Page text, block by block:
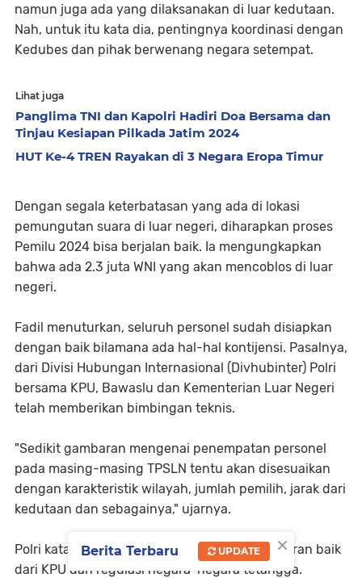
namun juga ada yang dilaksanakan di luar kedutaan.
Nah, untuk itu kata dia, pentingnya koordinasi dengan
Kedubes dan pihak berwenang negara setempat.
Lihat juga
Panglima TNI dan Kapolri Hadiri Doa Bersama dan
Tinjau Kesiapan Pilkada Jatim 2024
HUT Ke-4 TREN Rayakan di 3 Negara Eropa Timur
Dengan segala keterbatasan yang ada di lokasi
pemungutan suara di luar negeri, diharapkan proses
Pemilu 2024 bisa berjalan baik. Ia mengungkapkan
bahwa ada 2.3 juta WNI yang akan mencoblos di luar
negeri.
Fadil menuturkan, seluruh personel sudah disiapkan
dengan baik bilamana ada hal-hal kontijensi. Pasalnya,
dari Divisi Hubungan Internasional (Divhubinter) Polri
bersama KPU, Bawaslu dan Kementerian Luar Negeri
telah memberikan bimbingan teknis.
"Sedikit gambaran mengenai penempatan personel
pada masing-masing TPSLN tentu akan disesuaikan
dengan karakteristik wilayah, jumlah pemilih, jarak dari
kedutaan dan sebagainya," ujarnya.
Polri kata Fadil juga mempedomani segala aturan baik
dari KPU dan regulasi negara-negara tetangga.
×
Berita Terbaru UPDATE